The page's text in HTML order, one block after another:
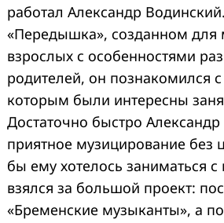
работал Александр
«Передышка», созданном
взрослых с особенностями
родителей, он познакомился
которым были интересны
Достаточно быстро
приятное музицирование без
бы ему хотелось заниматься
взялся за большой проект:
«Бременские музыканты», а